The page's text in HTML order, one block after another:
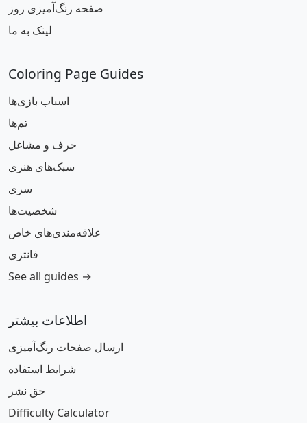
صفحه رنگ‌آمیزی روز
لینک به ما
Coloring Page Guides
اسباب بازی‌ها
تم‌ها
حرف و مشاغل
سبک‌های هنری
سری
شخصیت‌ها
علاقه‌مندی‌های خاص
فانتزی
See all guides →
اطلاعات بیشتر
ارسال صفحات رنگ‌آمیزی
شرایط استفاده
حق نشر
Difficulty Calculator